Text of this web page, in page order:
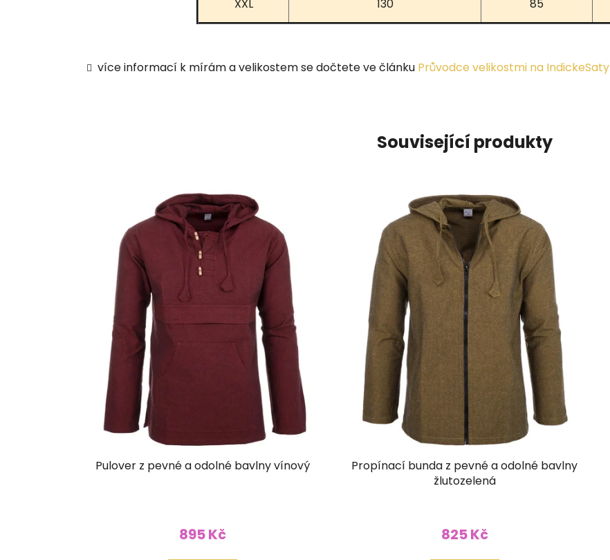
XXL 130 85
více informací k mírám a velikostem se dočtete ve článku Průvodce velikostmi na IndickeSaty
Související produkty
Pulover z pevné a odolné bavlny vínový
895 Kč
Propínací bunda z pevné a odolné bavlny
žlutozelená
825 Kč